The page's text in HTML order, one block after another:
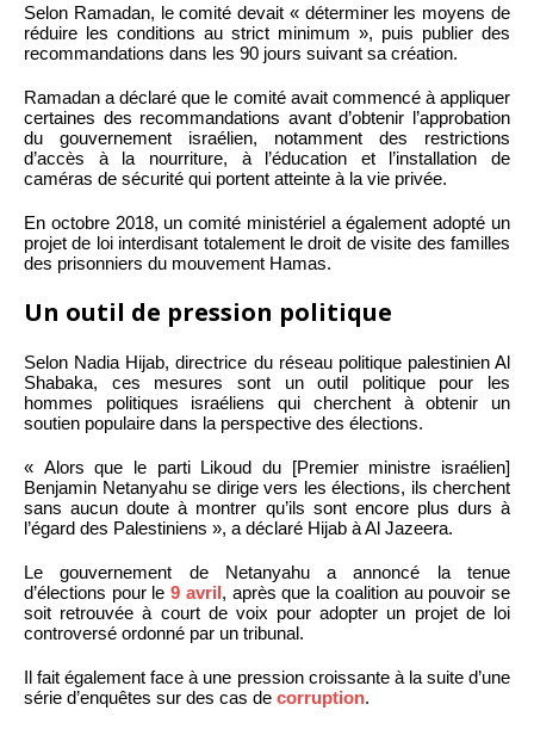
Selon Ramadan, le comité devait « déterminer les moyens de
réduire les conditions au strict minimum », puis publier des
recommandations dans les 90 jours suivant sa création.
Ramadan a déclaré que le comité avait commencé à appliquer
certaines des recommandations avant d’obtenir l’approbation
du gouvernement israélien, notamment des restrictions
d’accès à la nourriture, à l’éducation et l’installation de
caméras de sécurité qui portent atteinte à la vie privée.
En octobre 2018, un comité ministériel a également adopté un
projet de loi interdisant totalement le droit de visite des familles
des prisonniers du mouvement Hamas.
Un outil de pression politique
Selon Nadia Hijab, directrice du réseau politique palestinien Al
Shabaka, ces mesures sont un outil politique pour les
hommes politiques israéliens qui cherchent à obtenir un
soutien populaire dans la perspective des élections.
« Alors que le parti Likoud du [Premier ministre israélien]
Benjamin Netanyahu se dirige vers les élections, ils cherchent
sans aucun doute à montrer qu’ils sont encore plus durs à
l’égard des Palestiniens », a déclaré Hijab à Al Jazeera.
Le gouvernement de Netanyahu a annoncé la tenue
d’élections pour le9 avril, après que la coalition au pouvoir se
soit retrouvée à court de voix pour adopter un projet de loi
controversé ordonné par un tribunal.
Il fait également face à une pression croissante à la suite d’une
série d’enquêtes sur des cas de corruption.